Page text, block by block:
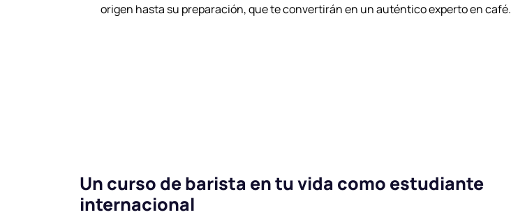
origen hasta su preparación, que te convertirán en un auténtico experto en café.
Un curso de barista en tu vida como estudiante
internacional